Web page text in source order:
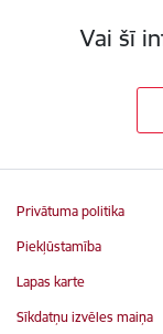
Vai šī
Privātuma politika
Piekļūstamība
Lapas karte
Sīkdatņu izvēles maiņa